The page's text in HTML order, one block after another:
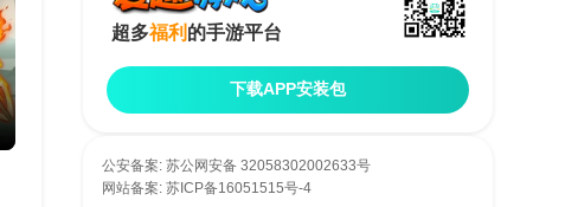
超多福利 的手游平台
下载APP安装包
公安备案: 苏公网安备 32058302002633号
网站备案: 苏ICP备16051515号-4